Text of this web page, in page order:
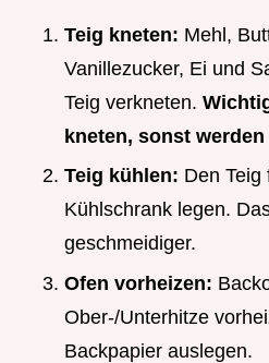
Teig kneten: Mehl,
Vanillezucker, Ei und
Teig verkneten.
kneten, sonst
Teig kühlen: Den Teig
Kühlschrank legen.
geschmeidiger.
Ofen vorheizen:
Ober-/Unterhitze
Backpapier auslegen.